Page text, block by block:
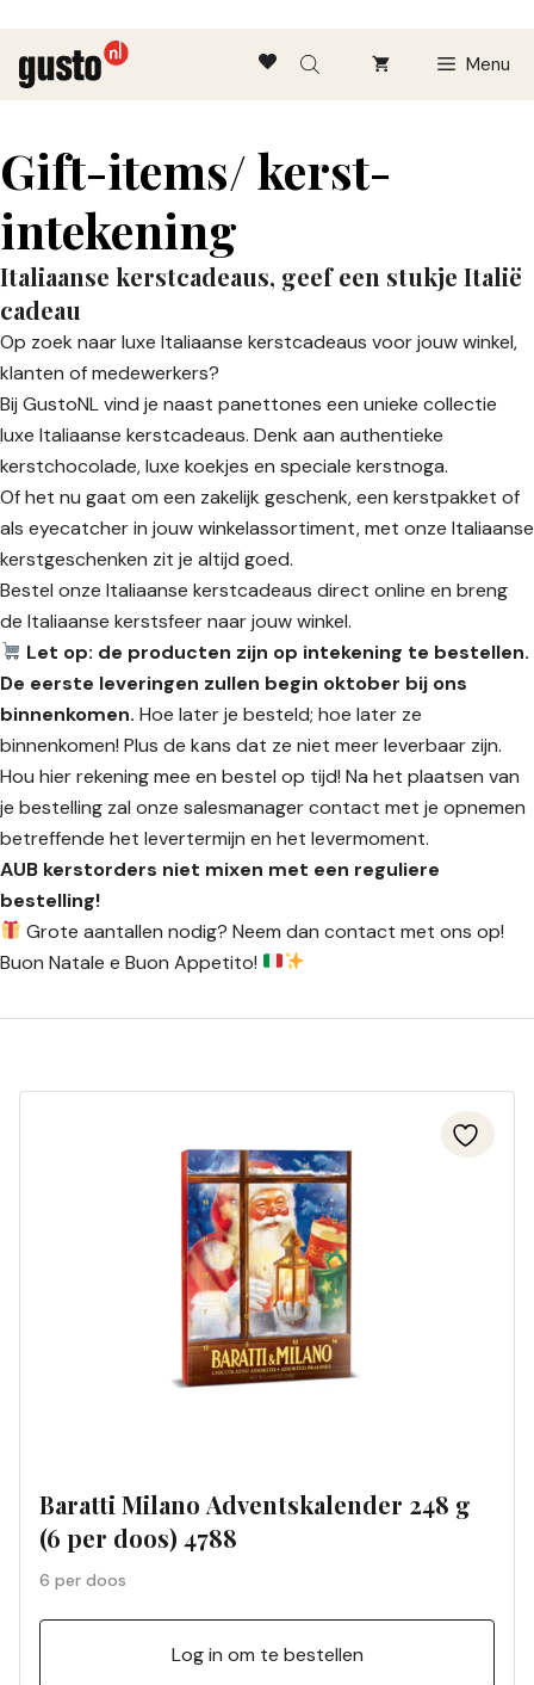
naar
de
Menu
Gift-items/ kerst-
intekening
Italiaanse kerstcadeaus, geef een stukje Italië
cadeau
Op zoek naar luxe Italiaanse kerstcadeaus voor jouw winkel,
klanten of medewerkers?
Bij GustoNL vind je naast panettones een unieke collectie
luxe Italiaanse kerstcadeaus. Denk aan authentieke
kerstchocolade, luxe koekjes en speciale kerstnoga.
Of het nu gaat om een zakelijk geschenk, een kerstpakket of
als eyecatcher in jouw winkelassortiment, met onze Italiaanse
kerstgeschenken zit je altijd goed.
Bestel onze Italiaanse kerstcadeaus direct online en breng
de Italiaanse kerstsfeer naar jouw winkel.
Let op: de producten zijn op intekening te bestellen.
De eerste leveringen zullen begin oktober bij ons
binnenkomen. Hoe later je besteld; hoe later ze
binnenkomen! Plus de kans dat ze niet meer leverbaar zijn.
Hou hier rekening mee en bestel op tijd! Na het plaatsen van
je bestelling zal onze salesmanager contact met je opnemen
betreffende het levertermijn en het levermoment.
AUB kerstorders niet mixen met een reguliere
bestelling!
Grote aantallen nodig? Neem dan contact met ons op!
Buon Natale e Buon Appetito!
Baratti Milano Adventskalender 248 g
(6 per doos) 4788
6 per doos
Log in om te bestellen